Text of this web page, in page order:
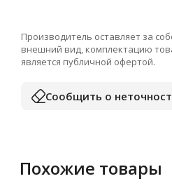
Производитель оставляет за
внешний вид, комплектацию
является публичной офертой.
Сообщить о
Похожие товары